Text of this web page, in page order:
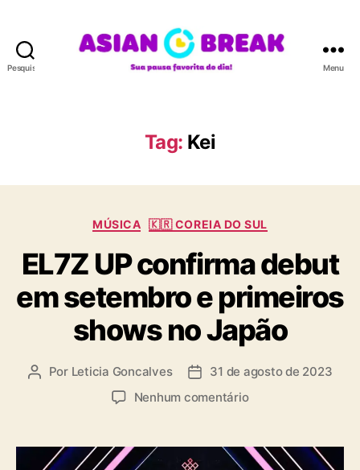
Pesquisar
A
N
R
A
Menu
Tag: Kei
C
t
e
g
o
r
i
MÚSICA 🇰🇷 COREIA DO SUL
EL7Z UP confirma debut
em setembro e primeiros
shows no Japão
A
r
Por Leticia Goncalves
D
d
e
31 de agosto de 2023
Nenhum comentárioe
L